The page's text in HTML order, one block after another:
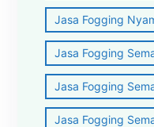
Jasa Fogging
Jasa Fogging
Jasa Fogging
Jasa Fogging